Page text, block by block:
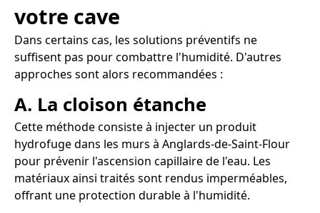
votre cave
Dans certains cas, les solutions préventifs ne
suffisent pas pour combattre l'humidité. D'autres
approches sont alors recommandées :
A. La cloison étanche
Cette méthode consiste à injecter un produit
hydrofuge dans les murs à Anglards-de-Saint-Flour
pour prévenir l'ascension capillaire de l'eau. Les
matériaux ainsi traités sont rendus imperméables,
offrant une protection durable à l'humidité.